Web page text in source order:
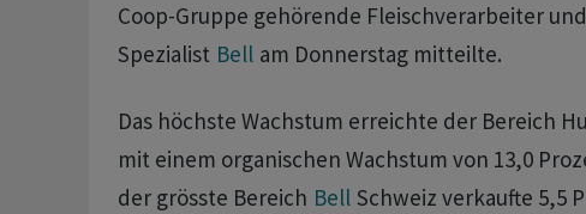
Coop-Gruppe gehörende Fleischverarbeiter
Spezialist Bell am Donnerstag mitteilte.
Das höchste Wachstum erreichte der Bereich
mit einem organischen Wachstum von 13,0
der grösste Bereich Bell Schweiz verkaufte 5,5